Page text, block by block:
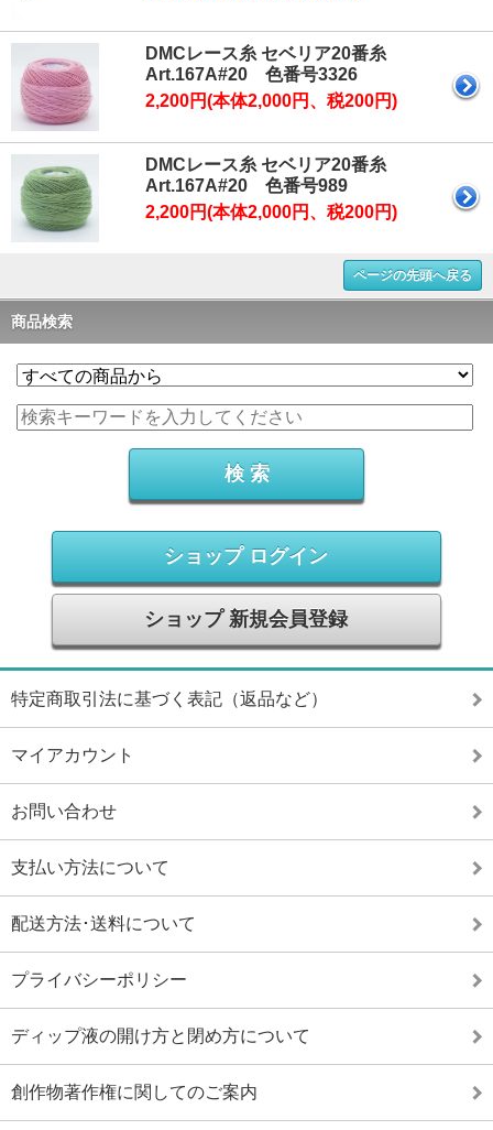
DMCレース糸 セベリア20番糸
Art.167A#20 色番号3326
2,200円(本体2,000円、税200円)
DMCレース糸 セベリア20番糸
Art.167A#20 色番号989
2,200円(本体2,000円、税200円)
ページの先頭へ戻る
商品検索
ショップ ログイン
ショップ 新規会員登録
特定商取引法に基づく表記（返品など）
マイアカウント
お問い合わせ
支払い方法について
配送方法･送料について
プライバシーポリシー
ディップ液の開け方と閉め方について
創作物著作権に関してのご案内